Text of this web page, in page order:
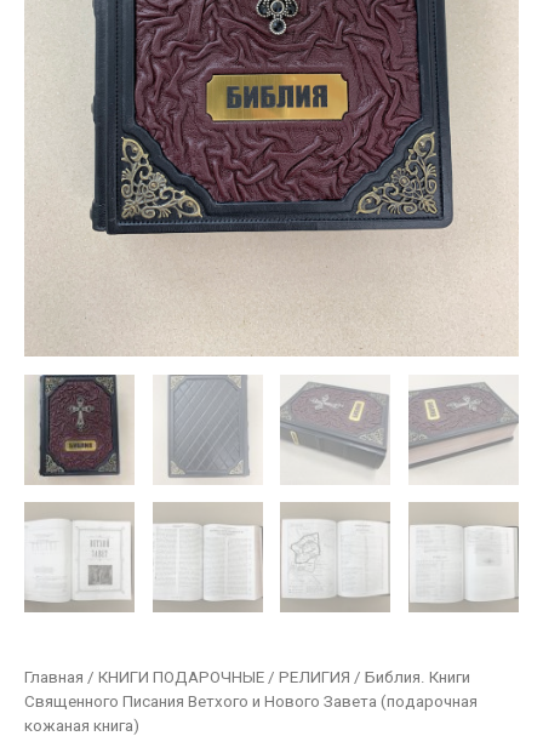
Главная / КНИГИ ПОДАРОЧНЫЕ / РЕЛИГИЯ / Библия. Книги
Священного Писания Ветхого и Нового Завета (подарочная
кожаная книга)